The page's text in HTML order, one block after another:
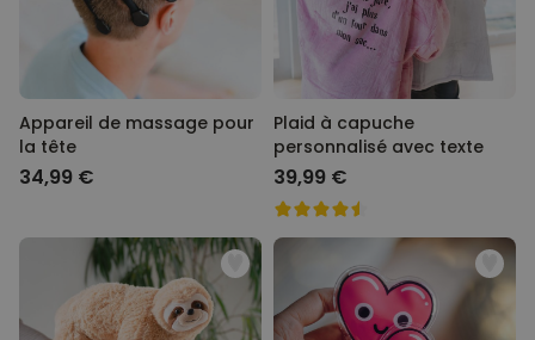
Appareil de massage pour
la tête
34,99 €
Plaid à capuche
personnalisé avec texte
39,99 €